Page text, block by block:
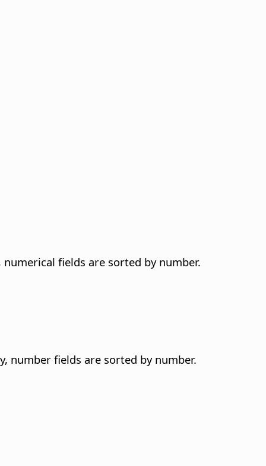
fields are sorted by number.
number fields are sorted by number.